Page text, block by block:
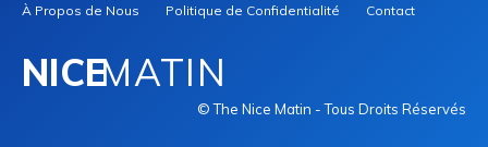
À Propos de Nous Politique de Confidentialité Contact
NICEMATIN
© The Nice Matin - Tous Droits Réservés